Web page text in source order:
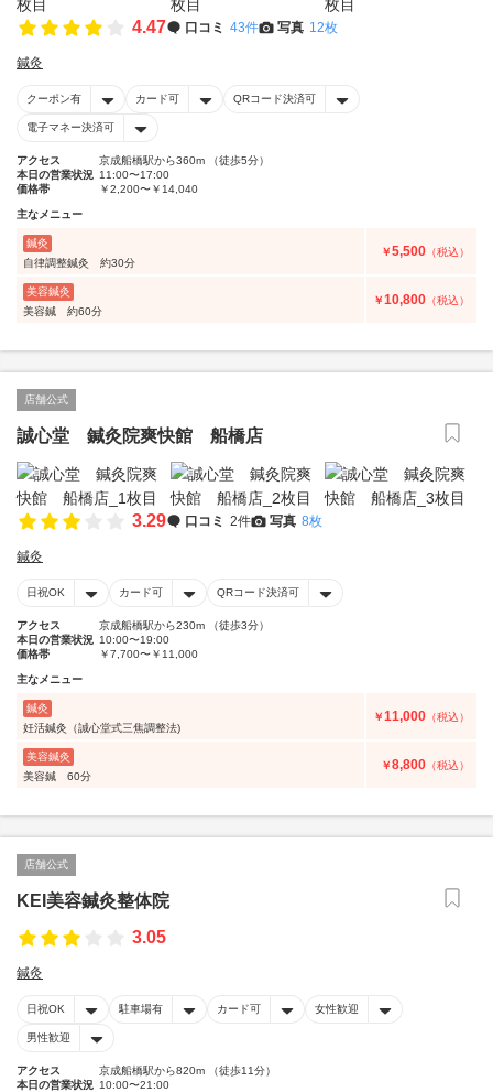
4.47 口コミ 43件 写真 12枚
鍼灸
クーポン有 カード可 QRコード決済可
電子マネー決済可
アクセス
京成船橋駅から360m （徒歩5分）
本日の営業状況 11:00〜17:00
価格帯
￥2,200〜￥14,040
主なメニュー
鍼灸
自律調整鍼灸 約30分
￥5,500 （税込）
美容鍼灸
美容鍼 約60分
￥10,800 （税込）
店舗公式
誠心堂 鍼灸院爽快館 船橋店
3.29 口コミ 2件 写真 8枚
鍼灸
日祝OK カード可 QRコード決済可
アクセス
京成船橋駅から230m （徒歩3分）
本日の営業状況 10:00〜19:00
価格帯
￥7,700〜￥11,000
主なメニュー
鍼灸
妊活鍼灸（誠心堂式三焦調整法)
￥11,000 （税込）
美容鍼灸
美容鍼 60分
￥8,800 （税込）
店舗公式
KEI美容鍼灸整体院
3.05
鍼灸
日祝OK 駐車場有 カード可 女性歓迎
男性歓迎
アクセス
京成船橋駅から820m （徒歩11分）
本日の営業状況 10:00〜21:00